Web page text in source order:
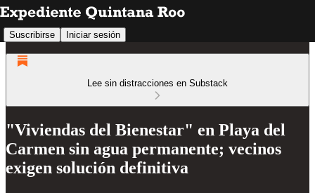
Suscribirse Iniciar sesión
Lee sin distracciones en Substack
"Viviendas del Bienestar" en Playa del
Carmen sin agua permanente; vecinos
exigen solución definitiva